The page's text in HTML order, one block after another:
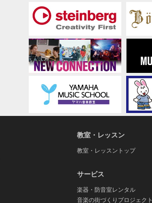
教室・レッスン
教室・レッスントップ
サービス
楽器・防音室レンタル
音楽の街づくりプロジェクト